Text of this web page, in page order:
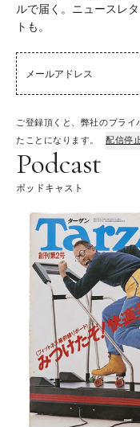
ルで届く。ニュースレ
トも。
ご登録頂くと、弊社のプラ
たことになります。
配信停
Podcast
ポッドキャスト